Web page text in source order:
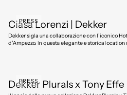
PRESS
Ciasa Lorenzi | Dekker
Dekker sigla una collaborazione con l’iconico
d’Ampezzo. In questa elegante e storica
PRESS
Dekker Plurals x Tony Effe